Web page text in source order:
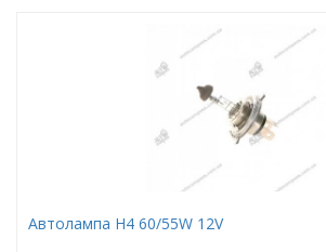
Автолампа H4 60/55W 12V